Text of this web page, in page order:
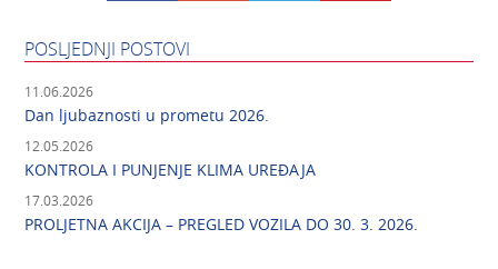
POSLJEDNJI POSTOVI
11.06.2026
Dan ljubaznosti u prometu 2026.
12.05.2026
KONTROLA I PUNJENJE KLIMA UREĐAJA
17.03.2026
PROLJETNA AKCIJA – PREGLED VOZILA DO 30. 3. 2026.